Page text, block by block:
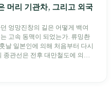
머리 기관차, 그리고 외국
엉망진창의 길은 어떻게 백여
고속 동맥이 되었는가. 류밍촨
날 일본인에 의해 처음부터 다시
관선은 전후 대만철도에 의해
앞선 세대의 기록을 주석으로 밀
르러서야 원주민 지명이 다시 철